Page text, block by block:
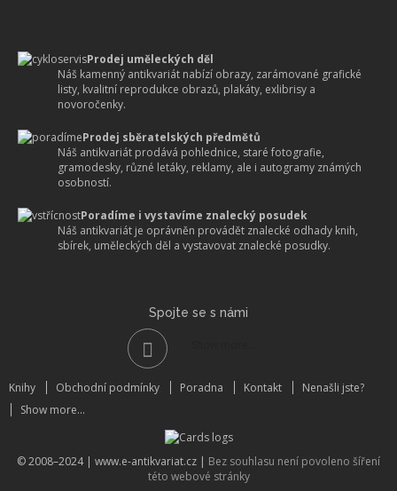
Prodej uměleckých děl
Náš kamenný antikvariát nabízí obrazy, zarámované grafické
listy, kvalitní reprodukce obrazů, plakáty, exlibrisy a
novoročenky.
Prodej sběratelských předmětů
Náš antikvariát prodává pohlednice, staré fotografie,
gramodesky, různé letáky, reklamy, ale i autogramy známých
osobností.
Poradíme i vystavíme znalecký posudek
Náš antikvariát je oprávněn provádět znalecké odhady knih,
sbírek, uměleckých děl a vystavovat znalecké posudky.
Spojte se s námi
Knihy Obchodní podmínky Poradna Kontakt
Nenašli jste?
Show more...
© 2008–2024 | www.e-antikvariat.cz | Bez souhlasu není povoleno šíření
této webové stránky